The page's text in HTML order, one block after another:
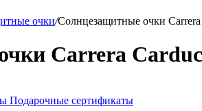
очки/Солнцезащитные очки
Carrera
Подарочные сертификаты